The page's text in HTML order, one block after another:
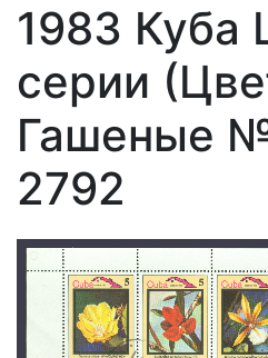
1983 Куба
серии
Гашеные
2792